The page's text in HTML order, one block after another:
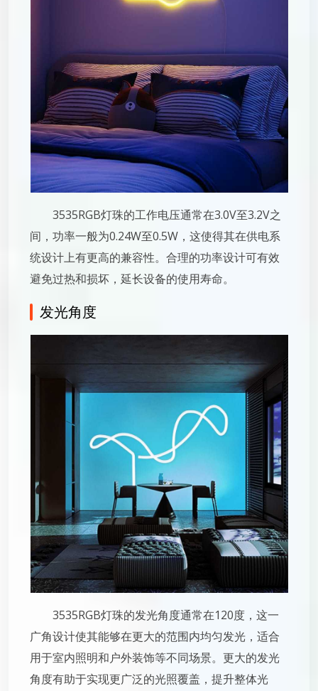
3535RGB灯珠的工作电压通常在3.0V至3.2V之
间，功率一般为0.24W至0.5W，这使得其在供电系
统设计上有更高的兼容性。合理的功率设计可有效
避免过热和损坏，延长设备的使用寿命。
发光角度
3535RGB灯珠的发光角度通常在120度，这一
广角设计使其能够在更大的范围内均匀发光，适合
用于室内照明和户外装饰等不同场景。更大的发光
角度有助于实现更广泛的光照覆盖，提升整体光